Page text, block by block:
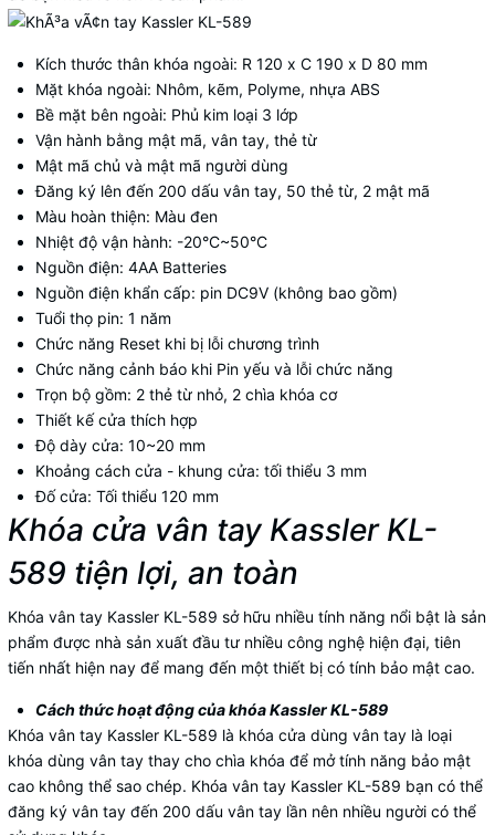
Kích thước thân khóa ngoài: R 120 x C 190 x D 80 mm
Mặt khóa ngoài: Nhôm, kẽm, Polyme, nhựa ABS
Bề mặt bên ngoài: Phủ kim loại 3 lớp
Vận hành bằng mật mã, vân tay, thẻ từ
Mật mã chủ và mật mã người dùng
Đăng ký lên đến 200 dấu vân tay, 50 thẻ từ, 2 mật mã
Màu hoàn thiện: Màu đen
Nhiệt độ vận hành: -20°C~50°C
Nguồn điện: 4AA Batteries
Nguồn điện khẩn cấp: pin DC9V (không bao gồm)
Tuổi thọ pin: 1 năm
Chức năng Reset khi bị lỗi chương trình
Chức năng cảnh báo khi Pin yếu và lỗi chức năng
Trọn bộ gồm: 2 thẻ từ nhỏ, 2 chìa khóa cơ
Thiết kế cửa thích hợp
Độ dày cửa: 10~20 mm
Khoảng cách cửa - khung cửa: tối thiểu 3 mm
Đố cửa: Tối thiểu 120 mm
Khóa cửa vân tay Kassler KL-
589 tiện lợi, an toàn
Khóa vân tay Kassler KL-589 sở hữu nhiều tính năng nổi bật là sản
phẩm được nhà sản xuất đầu tư nhiều công nghệ hiện đại, tiên
tiến nhất hiện nay để mang đến một thiết bị có tính bảo mật cao.
Cách thức hoạt động của khóa Kassler KL-589
Khóa vân tay Kassler KL-589 là khóa cửa dùng vân tay là loại
khóa dùng vân tay thay cho chìa khóa để mở tính năng bảo mật
cao không thể sao chép. Khóa vân tay Kassler KL-589 bạn có thể
đăng ký vân tay đến 200 dấu vân tay lần nên nhiều người có thể